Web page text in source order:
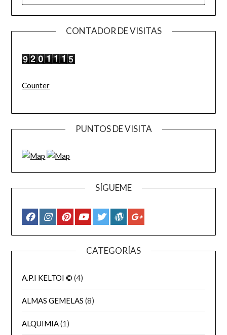
CONTADOR DE VISITAS
Counter
PUNTOS DE VISITA
SÍGUEME
CATEGORÍAS
A.P.I KELTOI © (4)
ALMAS GEMELAS (8)
ALQUIMIA(1)